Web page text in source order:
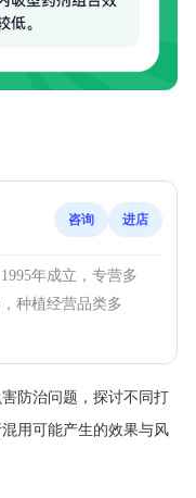
咨询 进店
年成立，专营多
种植经营品类多
防治问题，探讨不同打
用可能产生的效果与风